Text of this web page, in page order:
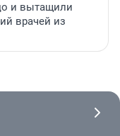
и вытащили
врачей из